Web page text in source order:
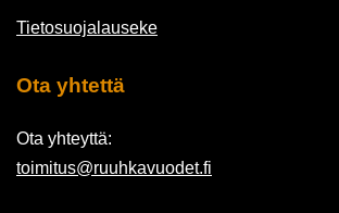
Tietosuojalauseke
Ota yhtettä
Ota yhteyttä:
toimitus@ruuhkavuodet.fi